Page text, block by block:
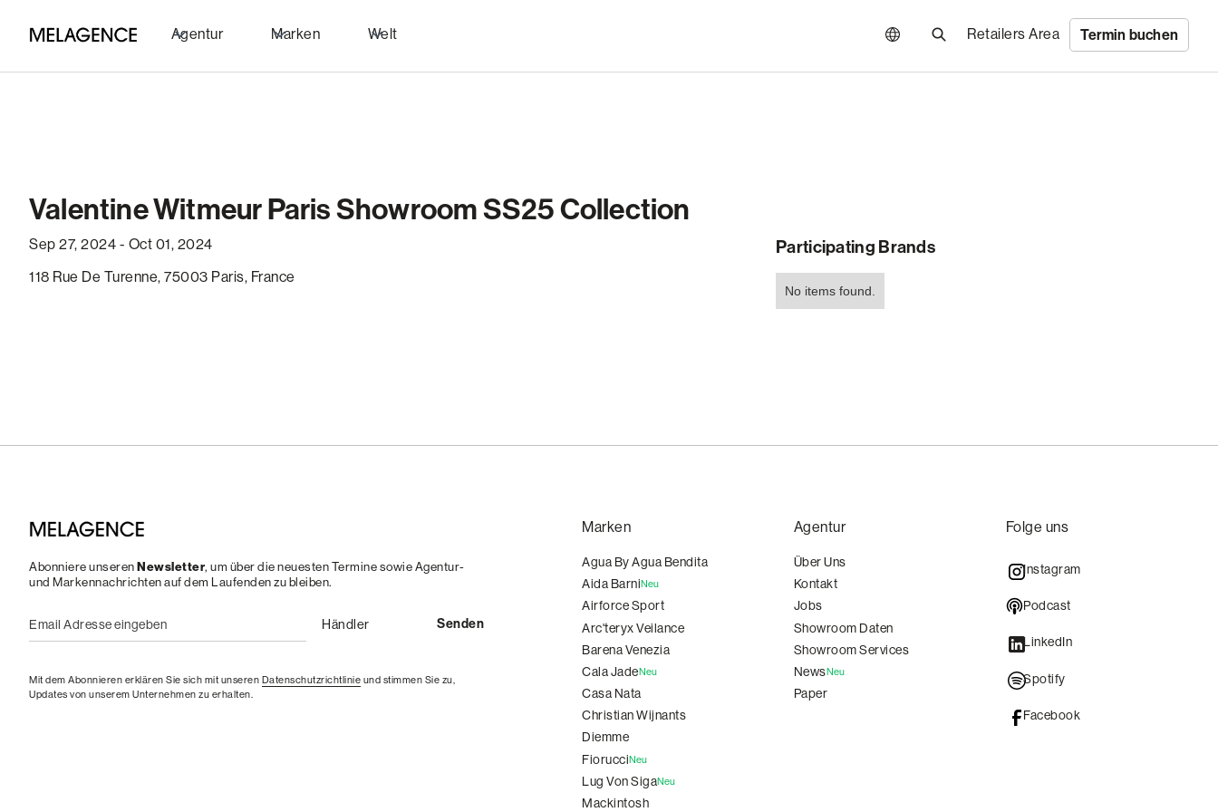
Agentur Marken Welt Termin buchen
Retailers Area
Valentine Witmeur Paris Showroom SS25 Collection
Sep 27, 2024 - Oct 01, 2024
118 Rue De Turenne, 75003 Paris, France
Participating Brands
No items found.
Abonniere unseren Newsletter, um über die neuesten Termine sowie Agentur-
und Markennachrichten auf dem Laufenden zu bleiben.
Mit dem Abonnieren erklären Sie sich mit unseren Datenschutzrichtlinie und stimmen Sie zu,
Updates von unserem Unternehmen zu erhalten.
Marken
Agua By Agua Bendita
Aida BarniNeu
Airforce Sport
Arc'teryx Veilance
Barena Venezia
Cala JadeNeu
Casa Nata
Christian Wijnants
Diemme
FiorucciNeu
Lug Von SigaNeu
Mackintosh
Agentur
Über Uns
Kontakt
Jobs
Showroom Daten
Showroom Services
NewsNeu
Paper
Folge uns
Instagram
Podcast
LinkedIn
Spotify
Facebook